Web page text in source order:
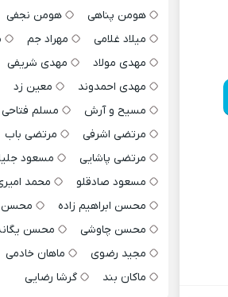
هومن پناهی
هومن نجفی
میلاد غلامی
مهراد جم
مهدی مولاد
مهدی شریفی
مهدی احمدوند
معین زد
مسیح و آرش
مسلم فتاحی
مرتضی اشرفی
مرتضی باب
مرتضی پاشایی
مسعود
مسعود صادقلو
محمد
محسن ابراهیم زاده
محسن
محسن چاوشی
محسن
مجید رضوی
ماهان خادمی
ماکان بند
گرشا رضایی